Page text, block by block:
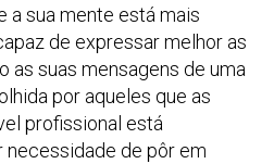
a sua mente está mais
de expressar melhor as
as suas mensagens de uma
por aqueles que as
profissional está
de pôr em